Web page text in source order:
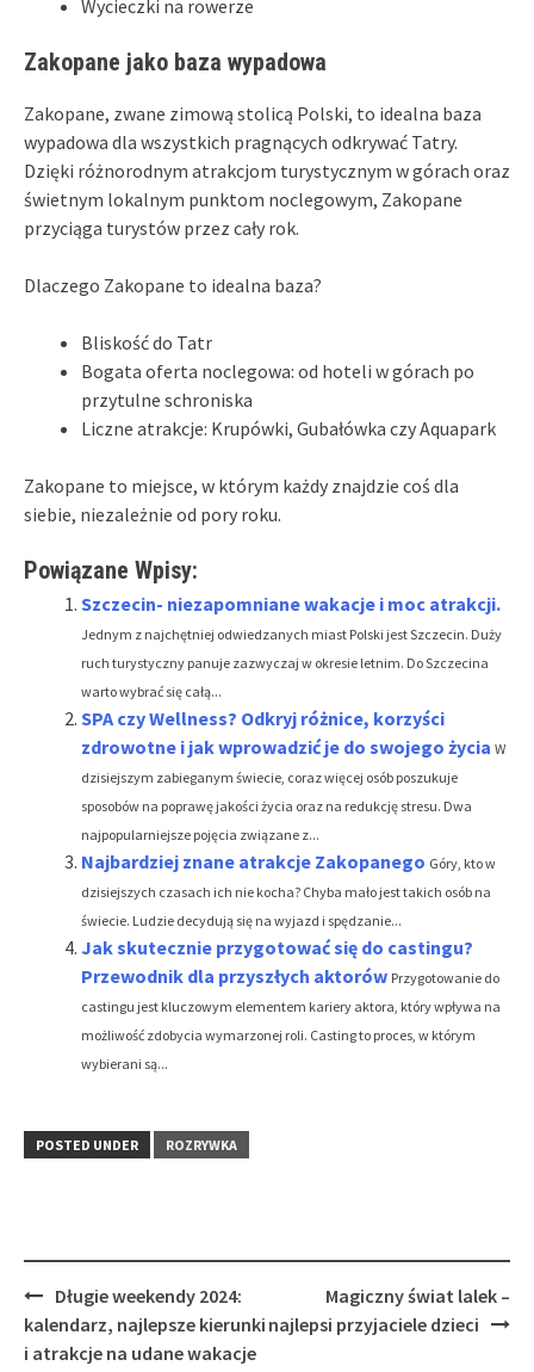
Wycieczki na rowerze
Zakopane jako baza wypadowa
Zakopane, zwane zimową stolicą Polski, to idealna baza
wypadowa dla wszystkich pragnących odkrywać Tatry.
Dzięki różnorodnym atrakcjom turystycznym w górach oraz
świetnym lokalnym punktom noclegowym, Zakopane
przyciąga turystów przez cały rok.
Dlaczego Zakopane to idealna baza?
Bliskość do Tatr
Bogata oferta noclegowa: od hoteli w górach po
przytulne schroniska
Liczne atrakcje: Krupówki, Gubałówka czy Aquapark
Zakopane to miejsce, w którym każdy znajdzie coś dla
siebie, niezależnie od pory roku.
Powiązane Wpisy:
Szczecin- niezapomniane wakacje i moc atrakcji.
Jednym z najchętniej odwiedzanych miast Polski jest Szczecin. Duży
ruch turystyczny panuje zazwyczaj w okresie letnim. Do Szczecina
warto wybrać się całą...
SPA czy Wellness? Odkryj różnice, korzyści
zdrowotne i jak wprowadzić je do swojego życia W
dzisiejszym zabieganym świecie, coraz więcej osób poszukuje
sposobów na poprawę jakości życia oraz na redukcję stresu. Dwa
najpopularniejsze pojęcia związane z...
Najbardziej znane atrakcje Zakopanego Góry, kto w
dzisiejszych czasach ich nie kocha? Chyba mało jest takich osób na
świecie. Ludzie decydują się na wyjazd i spędzanie...
Jak skutecznie przygotować się do castingu?
Przewodnik dla przyszłych aktorów Przygotowanie do
castingu jest kluczowym elementem kariery aktora, który wpływa na
możliwość zdobycia wymarzonej roli. Casting to proces, w którym
wybierani są...
POSTED UNDER ROZRYWKA
Post
navigation
Długie weekendy 2024:
kalendarz, najlepsze kierunki
i atrakcje na udane wakacje
Magiczny świat lalek –
najlepsi przyjaciele dzieci